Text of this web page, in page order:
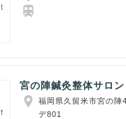
宮の陣鍼灸整体サロン
福岡県久留米市宮の
デ801